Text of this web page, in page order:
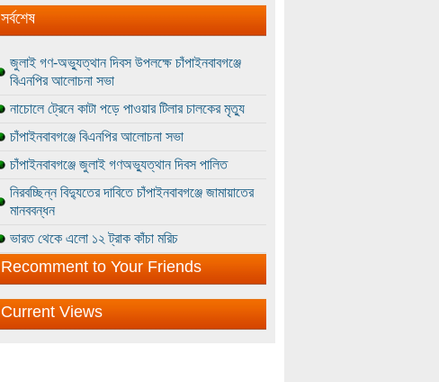
সর্বশেষ
জুলাই গণ-অভ্যুত্থান দিবস উপলক্ষে চাঁপাইনবাবগঞ্জে
বিএনপির আলোচনা সভা
নাচোলে ট্রেনে কাটা পড়ে পাওয়ার টিলার চালকের মৃত্যু
চাঁপাইনবাবগঞ্জে বিএনপির আলোচনা সভা
চাঁপাইনবাবগঞ্জে জুলাই গণঅভ্যুত্থান দিবস পালিত
নিরবচ্ছিন্ন বিদ্যুতের দাবিতে চাঁপাইনবাবগঞ্জে জামায়াতের
মানববন্ধন
ভারত থেকে এলো ১২ ট্রাক কাঁচা মরিচ
Recomment to Your Friends
Current Views